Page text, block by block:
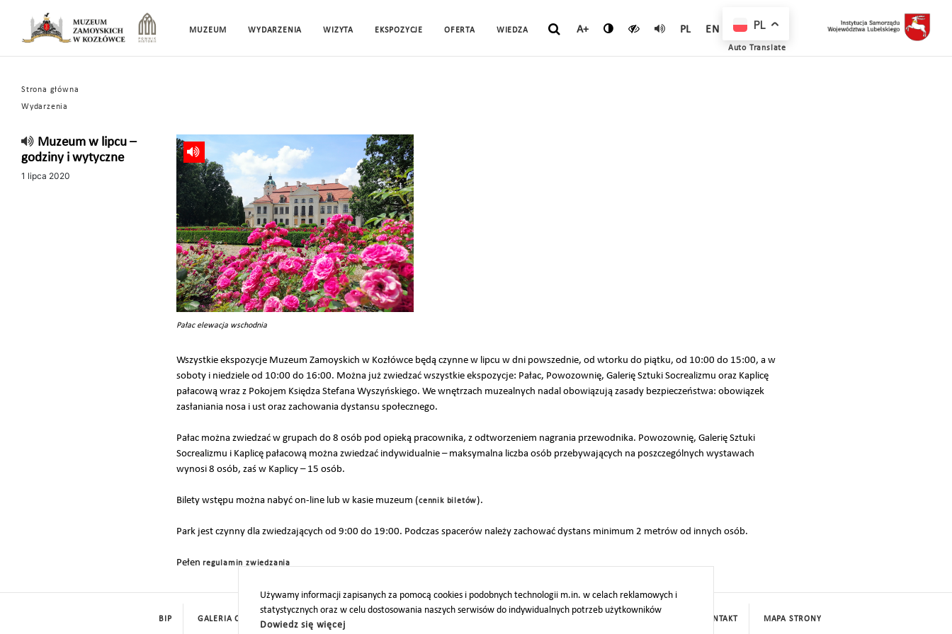
MUZEUM WYDARZENIA WIZYTA EKSPOZYCJE OFERTA WIEDZA A+ PL EN
Strona główna
Wydarzenia
Muzeum w lipcu –
godziny i wytyczne
1 lipca 2020
Pałac elewacja wschodnia
Wszystkie ekspozycje Muzeum Zamoyskich w Kozłówce będą czynne w lipcu w dni powszednie, od wtorku do piątku, od 10:00 do 15:00, a w
soboty i niedziele od 10:00 do 16:00. Można już zwiedzać wszystkie ekspozycje: Pałac, Powozownię, Galerię Sztuki Socrealizmu oraz Kaplicę
pałacową wraz z Pokojem Księdza Stefana Wyszyńskiego. We wnętrzach muzealnych nadal obowiązują zasady bezpieczeństwa: obowiązek
zasłaniania nosa i ust oraz zachowania dystansu społecznego.
Pałac można zwiedzać w grupach do 8 osób pod opieką pracownika, z odtworzeniem nagrania przewodnika. Powozownię, Galerię Sztuki
Socrealizmu i Kaplicę pałacową można zwiedzać indywidualnie – maksymalna liczba osób przebywających na poszczególnych wystawach
wynosi 8 osób, zaś w Kaplicy – 15 osób.
Bilety wstępu można nabyć on-line lub w kasie muzeum (cennik biletów).
Park jest czynny dla zwiedzających od 9:00 do 19:00. Podczas spacerów należy zachować dystans minimum 2 metrów od innych osób.
Pełen regulamin zwiedzania
Używamy informacji zapisanych za pomocą cookies i podobnych technologii m.in. w celach reklamowych i
statystycznych oraz w celu dostosowania naszych serwisów do indywidualnych potrzeb użytkowników
Dowiedz się więcej
BIP GALERIA CYFROWA RODO KONTAKT MAPA STRONY
PL
Auto Translate